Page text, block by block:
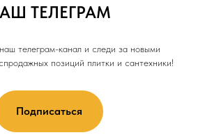
ТЕЛЕГРАМ
телеграм-канал и следи за новыми
позиций плитки и сантехники!
Подписаться